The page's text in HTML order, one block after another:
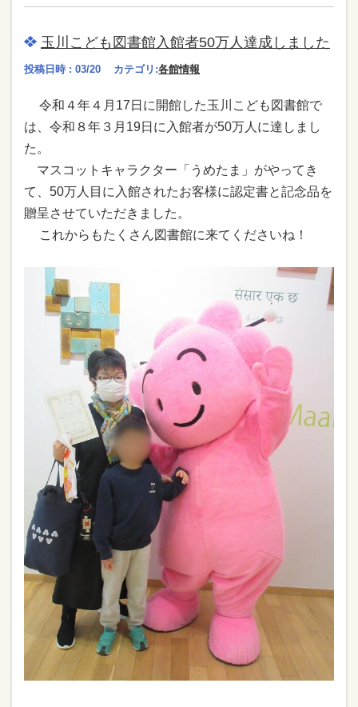
玉川こども図書館入館者50万人達成しました
投稿日時 : 03/20 カテゴリ:各館情報
令和４年４月17日に開館した玉川こども図書館で
は、令和８年３月19日に入館者が50万人に達しまし
た。
マスコットキャラクター「うめたま」がやってき
て、50万人目に入館されたお客様に認定書と記念品を
贈呈させていただきました。
これからもたくさん図書館に来てくださいね！